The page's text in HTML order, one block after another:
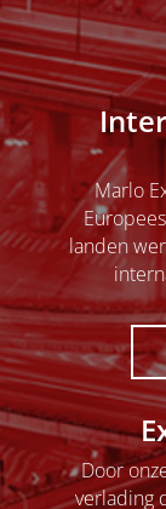
Marlo
landen
Door
verlading